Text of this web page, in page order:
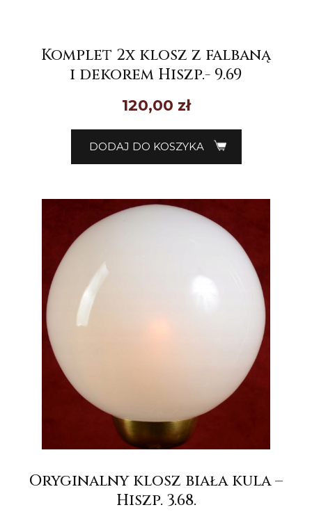
Komplet 2x klosz z falbaną
i dekorem Hiszp.- 9.69
120,00 zł
DODAJ DO KOSZYKA
Oryginalny klosz biała kula –
Hiszp. 3.68.